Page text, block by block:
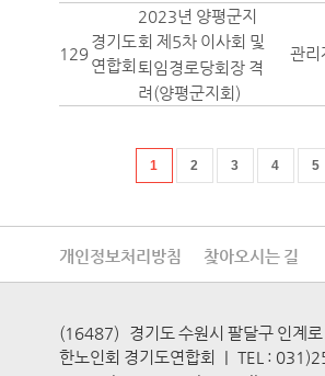
129
경기도
연합회
2023년 양평군지
회 제5차 이사회 및
퇴임경로당회장 격
려(양평군지회)
관리
1 2 3 4 5
개인정보처리방침 찾아오시는 길
(16487) 경기도 수원시 팔달구 인계
한노인회 경기도연합회
| TEL :